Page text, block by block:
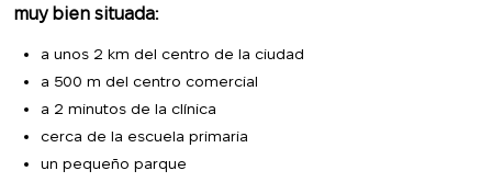
muy bien situada:
a unos 2 km del centro de la ciudad
a 500 m del centro comercial
a 2 minutos de la clínica
cerca de la escuela primaria
un pequeño parque